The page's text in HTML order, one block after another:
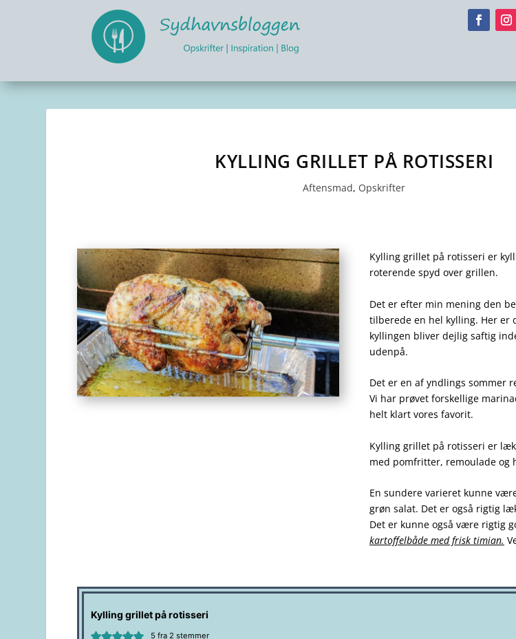
KYLLING GRILLET PÅ ROTISSERI
Aftensmad, Opskrifter
Kylling grillet på rotisseri er
roterende spyd over grillen.
Det er efter min mening den
tilberede en hel kylling. Her er
kyllingen bliver dejlig saftig
udenpå.
Det er en af yndlings sommer
Vi har prøvet forskellige
helt klart vores favorit.
Kylling grillet på rotisseri er
med pomfritter, remoulade og
En sundere varieret kunne
grøn salat. Det er også rigtig
Det er kunne også være rigtig
kartoffelbåde med frisk timian.
Kylling grillet på rotisseri
5 fra 2 stemmer